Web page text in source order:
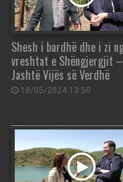
Shesh i bardhë dhe i zi
vreshtat e Shëngjergjit –
Jashtë Vijës së Verdhë
18/05/2024 13:50